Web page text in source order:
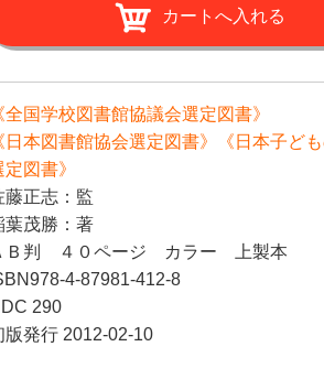
全国学校図書館協議会選定図書》
日本図書館協会選定図書》《日本子ど
定図書》
藤正志：監
葉茂勝：著
Ｂ判 ４０ページ カラー 上製本
4-87981-412-8
290
版発行 2012-02-10